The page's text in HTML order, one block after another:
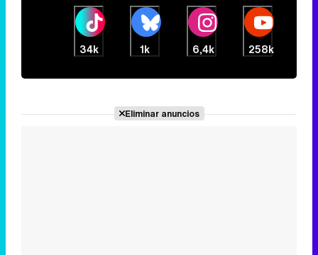
34k 1k 6,4k 258k
Eliminar anuncios